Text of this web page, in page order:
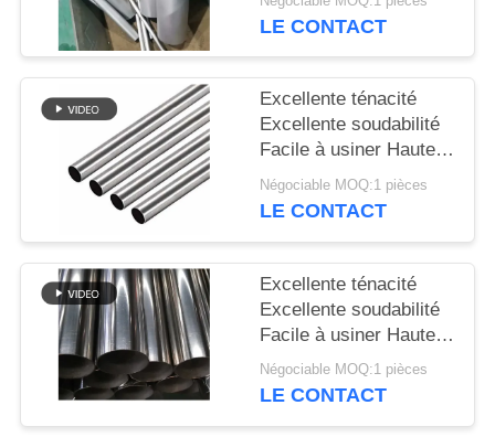
/ ASTM A312) pour les
LE CONTACT
Excellente ténacité
Excellente soudabilité
Facile à usiner Haute
ductilité Résistant aux
alcalis Facile à former
Négociable MOQ:1 pièces
LE CONTACT
Excellente ténacité
Excellente soudabilité
Facile à usiner Haute
ductilité Résistant aux
alcalis Facile à former
Négociable MOQ:1 pièces
LE CONTACT